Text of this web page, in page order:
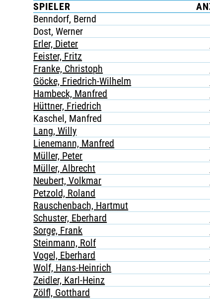
SPIELER
Benndorf, Bernd
Dost, Werner
Erler, Dieter
Feister, Fritz
Franke, Christoph
Göcke, Friedrich-Wilhelm
Hambeck, Manfred
Hüttner, Friedrich
Kaschel, Manfred
Lang, Willy
Lienemann, Manfred
Müller, Peter
Müller, Albrecht
Neubert, Volkmar
Petzold, Roland
Rauschenbach, Hartmut
Schuster, Eberhard
Sorge, Frank
Steinmann, Rolf
Vogel, Eberhard
Wolf, Hans-Heinrich
Zeidler, Karl-Heinz
Zölfl, Gotthard